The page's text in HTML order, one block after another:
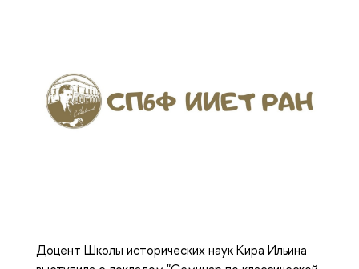
Доцент Школы исторических наук Кира Ильина